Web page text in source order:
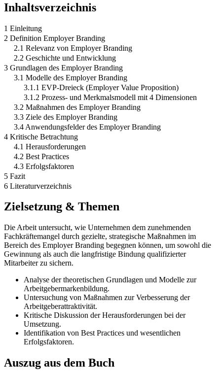
Inhaltsverzeichnis
1 Einleitung
2 Definition Employer Branding
2.1 Relevanz von Employer Branding
2.2 Geschichte und Entwicklung
3 Grundlagen des Employer Branding
3.1 Modelle des Employer Branding
3.1.1 EVP-Dreieck (Employer Value Proposition)
3.1.2 Prozess- und Merkmalsmodell mit 4 Dimensionen
3.2 Maßnahmen des Employer Branding
3.3 Ziele des Employer Branding
3.4 Anwendungsfelder des Employer Branding
4 Kritische Betrachtung
4.1 Herausforderungen
4.2 Best Practices
4.3 Erfolgsfaktoren
5 Fazit
6 Literaturverzeichnis
Zielsetzung & Themen
Die Arbeit untersucht, wie Unternehmen dem zunehmenden
Fachkräftemangel durch gezielte, strategische Maßnahmen im
Bereich des Employer Branding begegnen können, um sowohl die
Gewinnung als auch die langfristige Bindung qualifizierter
Mitarbeiter zu sichern.
Analyse der theoretischen Grundlagen und Modelle zur
Arbeitgebermarkenbildung.
Untersuchung von Maßnahmen zur Verbesserung der
Arbeitgeberattraktivität.
Kritische Diskussion der Herausforderungen bei der
Umsetzung.
Identifikation von Best Practices und wesentlichen
Erfolgsfaktoren.
Auszug aus dem Buch